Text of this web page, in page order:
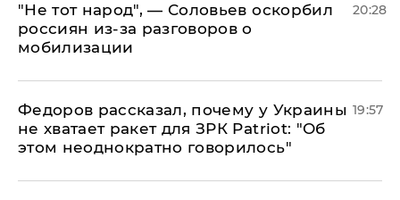
​"Не тот народ", — Соловьев оскорбил
россиян из-за разговоров о
мобилизации
20:28
Федоров рассказал, почему у Украины
не хватает ракет для ЗРК Patriot: "Об
этом неоднократно говорилось"
19:57